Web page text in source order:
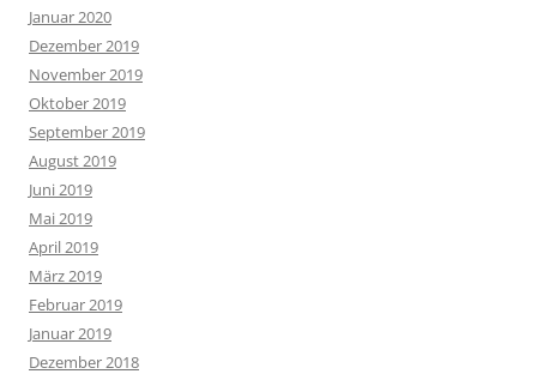
Januar 2020
Dezember 2019
November 2019
Oktober 2019
September 2019
August 2019
Juni 2019
Mai 2019
April 2019
März 2019
Februar 2019
Januar 2019
Dezember 2018